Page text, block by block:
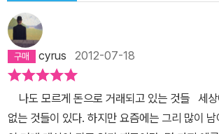
cyrus 2012-07-18
나도 모르게 돈으로 거래되고 있는 것들 세상
없는 것들이 있다. 하지만 요즘에는 그리 많이